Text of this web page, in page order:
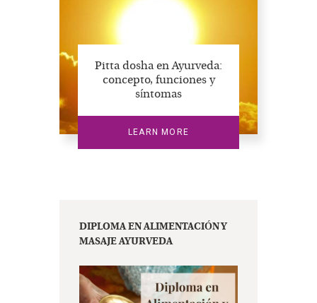
Pitta dosha en Ayurveda:
concepto, funciones y
síntomas
LEARN MORE
DIPLOMA EN ALIMENTACIÓN Y
MASAJE AYURVEDA